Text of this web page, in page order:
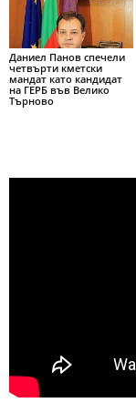
Даниел Панов спечели
четвърти кметски
мандат като кандидат
на ГЕРБ във Велико
Търново